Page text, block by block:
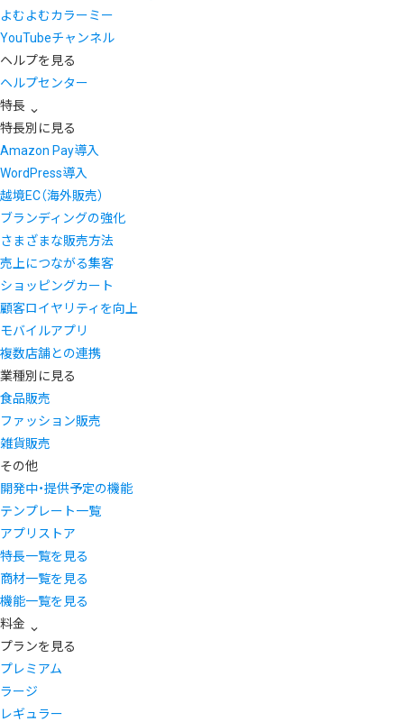
よむよむカラーミー
YouTubeチャンネル
ヘルプを見る
ヘルプセンター
特長
特長別に見る
Amazon Pay導入
WordPress導入
越境EC（海外販売）
ブランディングの強化
さまざまな販売方法
売上につながる集客
ショッピングカート
顧客ロイヤリティを向上
モバイルアプリ
複数店舗との連携
業種別に見る
食品販売
ファッション販売
雑貨販売
その他
開発中・提供予定の機能
テンプレート一覧
アプリストア
特長一覧を見る
商材一覧を見る
機能一覧を見る
料金
プランを見る
プレミアム
ラージ
レギュラー